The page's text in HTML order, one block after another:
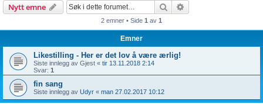
Nytt emne Søk
2 emner • Side 1 av 1
Emner
Likestilling - Her er det lov å være ærlig!
Siste innlegg av Gjest « tir 13.11.2018 2:14
Svar: 1
fin sang
Siste innlegg av Udyr « man 27.02.2017 10:12